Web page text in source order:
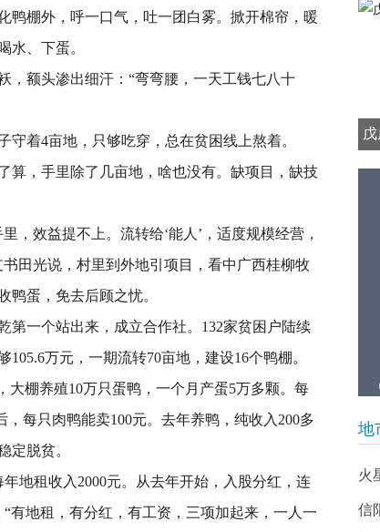
棚外，呼一口气，吐一团白雾。掀开棉帘，暖
水、下蛋。
额头渗出细汗：“弯弯腰，一天工钱七八十
着4亩地，只够吃穿，总在贫困线上熬着。
，手里除了几亩地，啥也没有。缺项目，缺技
效益提不上。流转给‘能人’，适度规模经营，
田光说，村里到外地引项目，看中广西桂柳牧
鸭蛋，免去后顾之忧。
一个站出来，成立合作社。132家贫困户陆续
万元，一期流转70亩地，建设16个鸭棚。
棚养殖10万只蛋鸭，一个月产蛋5万多颗。每
每只肉鸭能卖100元。去年养鸭，纯收入200多
定脱贫。
租收入2000元。从去年开始，入股分红，连
有地租，有分红，有工资，三项加起来，一人一
地
火
信